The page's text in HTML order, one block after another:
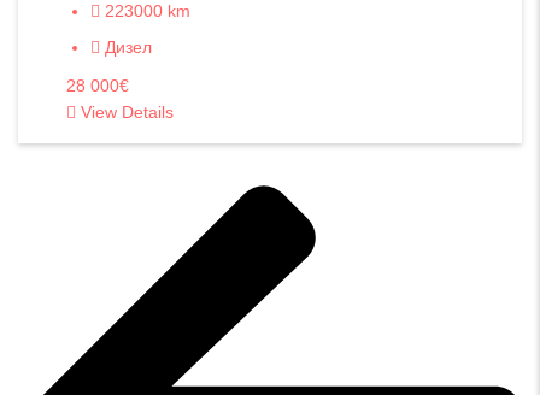
223000 km
Дизел
28 000€
View Details